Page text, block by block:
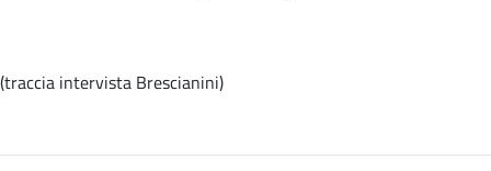
(traccia intervista Brescianini)